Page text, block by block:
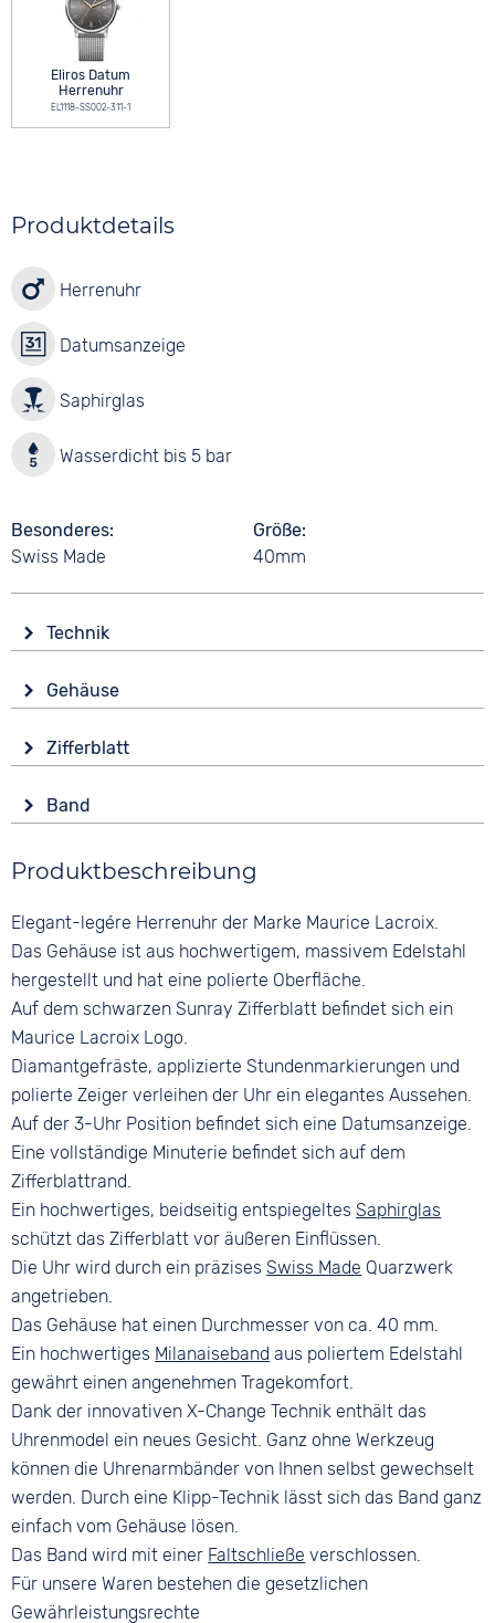
Eliros Datum
Herrenuhr
EL1118-SS002-311-1
Produktdetails
Herrenuhr
Datumsanzeige
Saphirglas
Wasserdicht bis 5 bar
Besonderes
Swiss Made
Größe
40mm
Technik
Batterie (Quarz)
Funktionen
Datumsanzeige
Wasserdicht
5 bar
Gehäuse
Saphirglas
Form
Rund
Material
Farbe
Silber
Zifferblatt
Analog
Schwarz
Ziffern
Römisch
Band
Silber
Material
Edelstahl
Bandschließe
Faltschließe
Produktbeschreibung
Elegant-legére Herrenuhr der Marke Maurice Lacroix.
Das Gehäuse ist aus hochwertigem, massivem Edelstahl
hergestellt und hat eine polierte Oberfläche.
Auf dem schwarzen Sunray Zifferblatt befindet sich ein
Maurice Lacroix Logo.
Diamantgefräste, applizierte Stundenmarkierungen und
polierte Zeiger verleihen der Uhr ein elegantes Aussehen.
Auf der 3-Uhr Position befindet sich eine Datumsanzeige.
Eine vollständige Minuterie befindet sich auf dem
Zifferblattrand.
Ein hochwertiges, beidseitig entspiegeltesSaphirglas
schützt das Zifferblatt vor äußeren Einflüssen.
Die Uhr wird durch ein präzisesSwiss Made Quarzwerk
angetrieben.
Das Gehäuse hat einen Durchmesser von ca. 40 mm.
Ein hochwertiges Milanaiseband aus poliertem Edelstahl
gewährt einen angenehmen Tragekomfort.
Dank der innovativen X-Change Technik enthält das
Uhrenmodel ein neues Gesicht. Ganz ohne Werkzeug
können die Uhrenarmbänder von Ihnen selbst gewechselt
werden. Durch eine Klipp-Technik lässt sich das Band ganz
einfach vom Gehäuse lösen.
Das Band wird mit einer Faltschließe verschlossen.
Für unsere Waren bestehen die gesetzlichen
Gewährleistungsrechte